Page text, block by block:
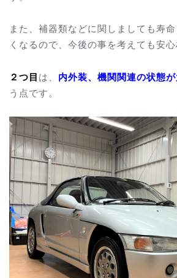
また、補器類などに関しましても寿
くなるので、今後の事を考えても安心
２つ目は、 内外装、機関関連の状態
う点です。